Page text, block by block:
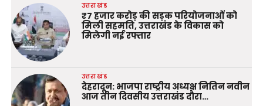
उत्तराखंड
₹7 हजार करोड़ की सड़क परियोजनाओं को
मिली सहमति, उत्तराखंड के विकास को
मिलेगी नई रफ्तार
उत्तराखंड
देहरादून: भाजपा राष्ट्रीय अध्यक्ष नितिन नवीन
आज तीन दिवसीय उत्तराखंड दौरा…